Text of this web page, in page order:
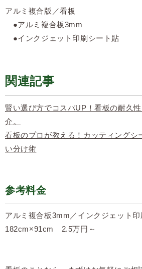
アルミ複合版／看板
●アルミ複合板3mm
●インクジェット印刷シート貼
関連記事
賢い選び方でコスパUP！看板の耐久
介。
看板のプロが教える！カッティングシ
い分け術
参考料金
アルミ複合板3mm／インクジェット印
182cm×91cm 2.5万円～